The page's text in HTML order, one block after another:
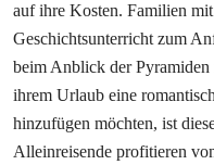
auf ihre Kosten. Familien
Geschichtsunterricht zum
beim Anblick der
ihrem Urlaub eine
hinzufügen möchten, ist
Alleinreisende profitieren